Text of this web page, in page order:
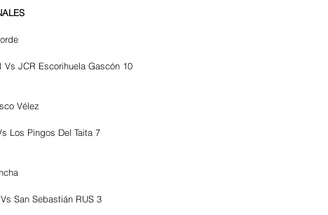
Vs JCR Escorihuela Gascón 10
Vélez
Los Pingos Del Taita 7
San Sebastián RUS 3